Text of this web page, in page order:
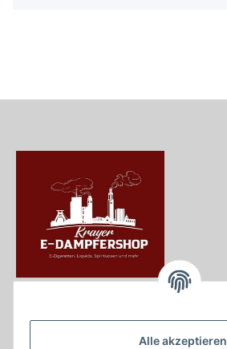
Alle akzeptieren
Krayerstraße 249